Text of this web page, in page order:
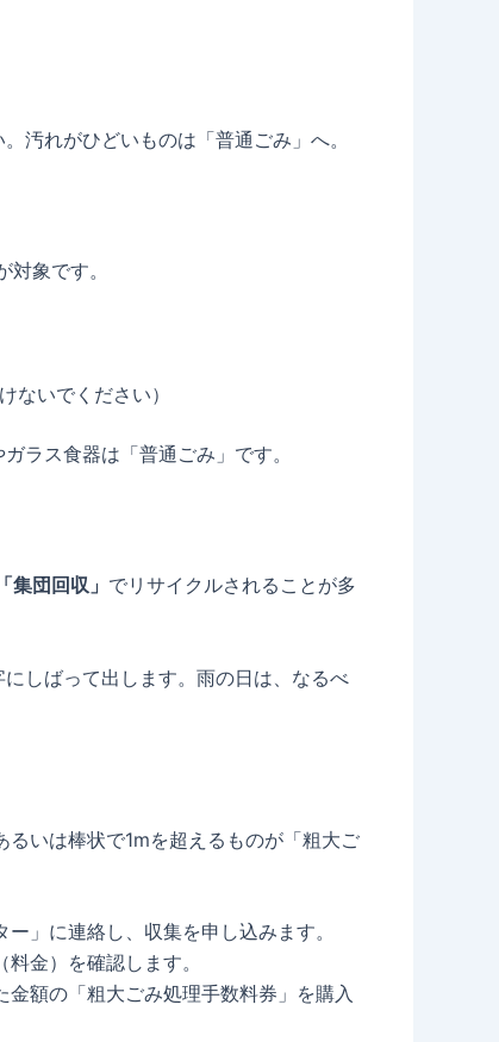
汚れがひどいものは「普通ごみ」へ。
象です。
ないでください）
ラス食器は「普通ごみ」です。
「集団回収」 でリサイクルされることが多
しばって出します。雨の日は、なるべ
るいは棒状で1mを超えるものが「粗大ご
ー」に連絡し、収集を申し込みます。
金）を確認します。
額の「粗大ごみ処理手数料券」を購入